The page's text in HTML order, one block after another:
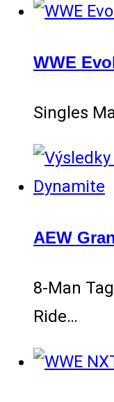
WWE
Singles
AEW
8-Man
Ride…